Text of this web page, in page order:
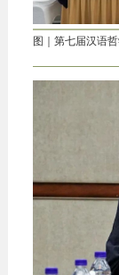
图｜第七届汉语